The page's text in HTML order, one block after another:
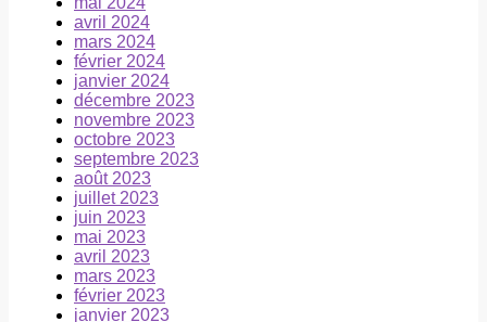
avril 2024
mars 2024
février 2024
janvier 2024
décembre 2023
novembre 2023
octobre 2023
septembre 2023
août 2023
juillet 2023
juin 2023
mai 2023
avril 2023
mars 2023
février 2023
janvier 2023